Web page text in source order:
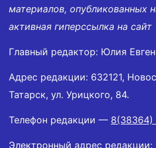
материалов, опубликованных
активная гиперссылка на сайт
Главный редактор: Юлия
Адрес редакции: 632121,
Татарск, ул. Урицкого, 84.
Телефон редакции — 8(38364)
Электронный адрес редакции: